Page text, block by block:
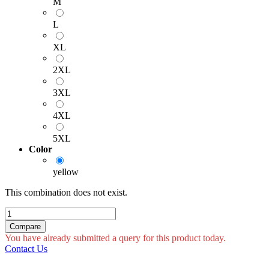
L
XL
2XL
3XL
4XL
5XL
Color
yellow
This combination does not exist.
Compare
You have already submitted a query for this product today.
Contact Us